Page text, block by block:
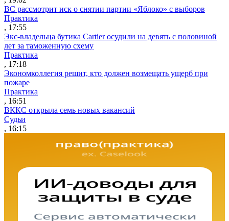
ВС рассмотрит иск о снятии партии «Яблоко» с выборов
Практика
, 17:55
Экс-владельца бутика Cartier осудили на девять с половиной
лет за таможенную схему
Практика
, 17:18
Экономколлегия решит, кто должен возмещать ущерб при
пожаре
Практика
, 16:51
ВККС открыла семь новых вакансий
Судьи
, 16:15